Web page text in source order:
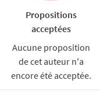
Propositions
acceptées
Aucune proposition
de cet auteur n'a
encore été acceptée.